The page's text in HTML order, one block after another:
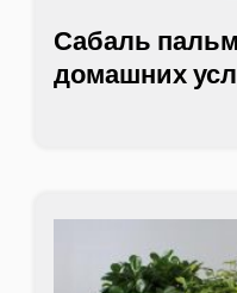
Сабаль
домашних